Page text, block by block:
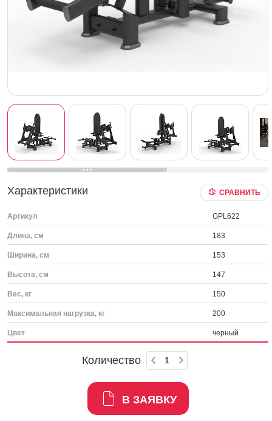
Характеристики СРАВНИТЬ
Артикул GPL622
Длина, см 183
Ширина, см 153
Высота, см 147
Вес, кг 150
Максимальная нагрузка, кг 200
Цвет черный
Количество
В ЗАЯВКУ